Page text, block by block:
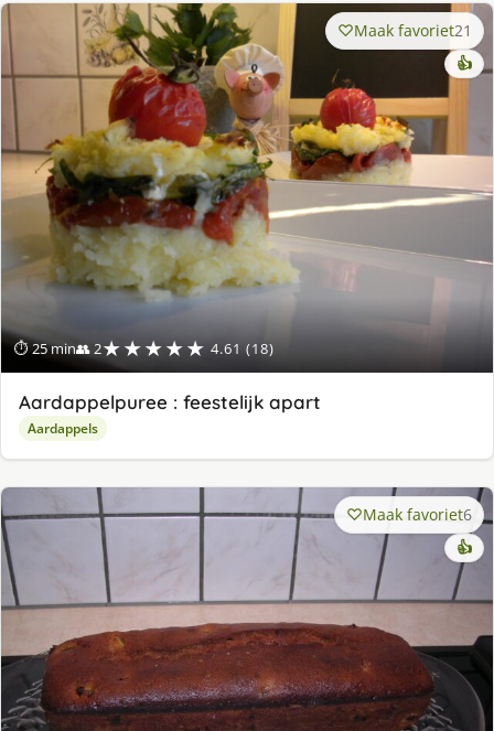
⏱ 25 min👥 2★★★★★ 4.61 (18)
Maak favoriet21
👍
Aardappelpuree : feestelijk apart
Aardappels
Maak favoriet6
👍